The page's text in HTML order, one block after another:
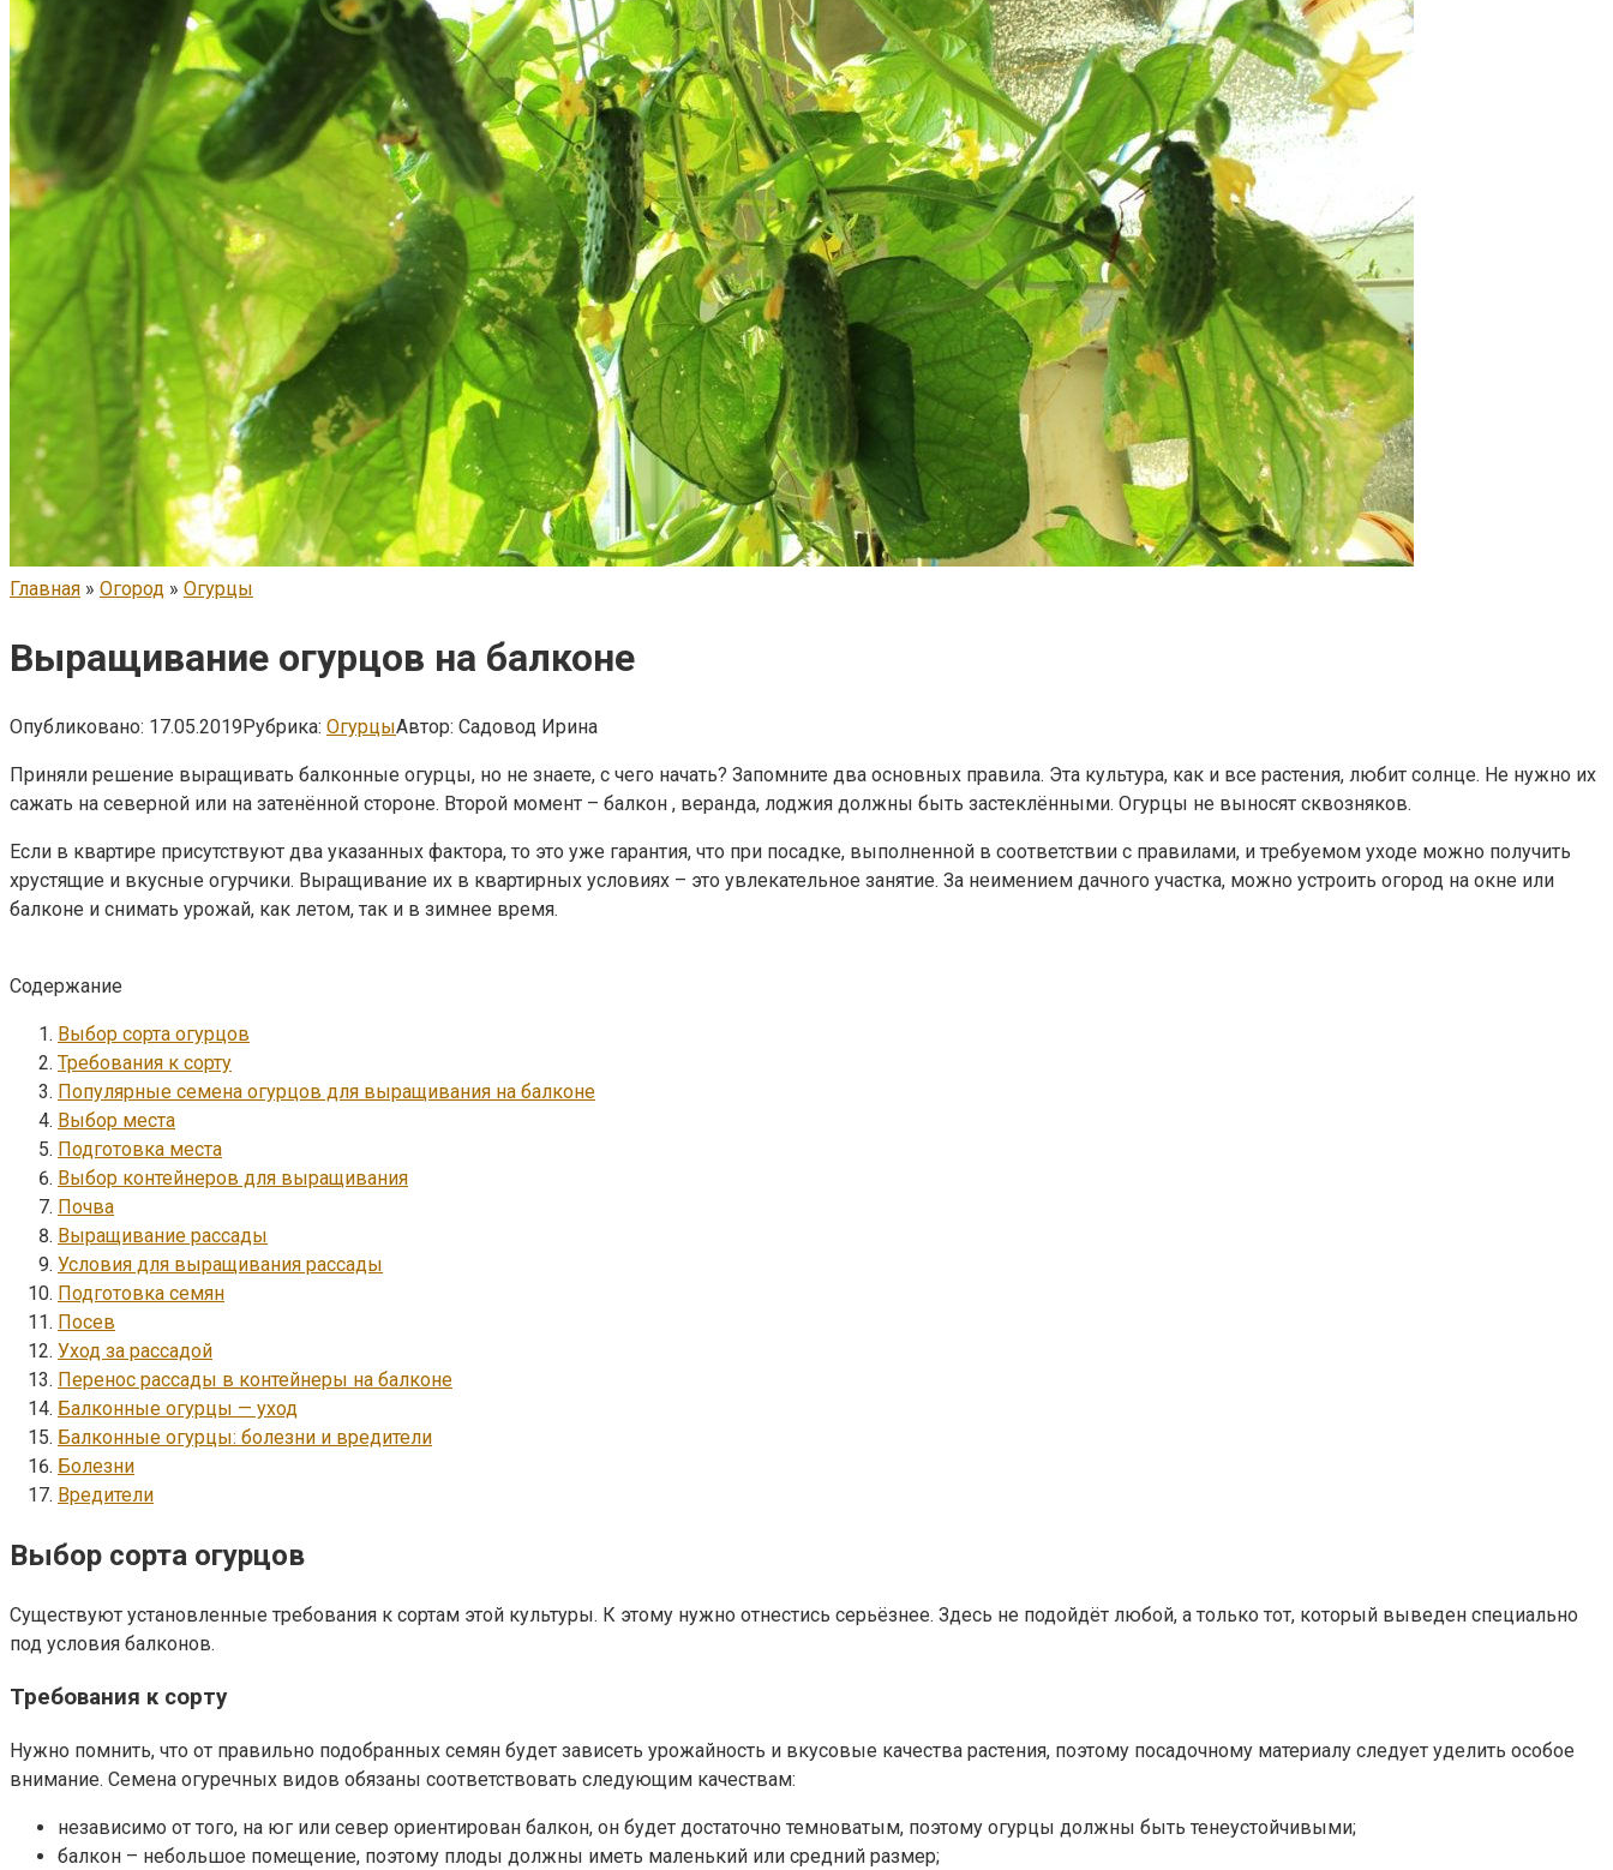
Главная » Огород » Огурцы
Выращивание огурцов на балконе
Опубликовано: 17.05.2019Рубрика: ОгурцыАвтор: Садовод Ирина
Приняли решение выращивать балконные огурцы, но не знаете, с чего начать? Запомните два основных правила. Эта культура, как и все растения, любит солнце. Не нужно их
сажать на северной или на затенённой стороне. Второй момент – балкон , веранда, лоджия должны быть застеклёнными. Огурцы не выносят сквозняков.
Если в квартире присутствуют два указанных фактора, то это уже гарантия, что при посадке, выполненной в соответствии с правилами, и требуемом уходе можно получить
хрустящие и вкусные огурчики. Выращивание их в квартирных условиях – это увлекательное занятие. За неимением дачного участка, можно устроить огород на окне или
балконе и снимать урожай, как летом, так и в зимнее время.
Содержание
Выбор сорта огурцов
Требования к сорту
Популярные семена огурцов для выращивания на балконе
Выбор места
Подготовка места
Выбор контейнеров для выращивания
Почва
Выращивание рассады
Условия для выращивания рассады
Подготовка семян
Посев
Уход за рассадой
Перенос рассады в контейнеры на балконе
Балконные огурцы — уход
Балконные огурцы: болезни и вредители
Болезни
Вредители
Выбор сорта огурцов
Существуют установленные требования к сортам этой культуры. К этому нужно отнестись серьёзнее. Здесь не подойдёт любой, а только тот, который выведен специально
под условия балконов.
Требования к сорту
Нужно помнить, что от правильно подобранных семян будет зависеть урожайность и вкусовые качества растения, поэтому посадочному материалу следует уделить особое
внимание. Семена огуречных видов обязаны соответствовать следующим качествам:
независимо от того, на юг или север ориентирован балкон, он будет достаточно темноватым, поэтому огурцы должны быть тенеустойчивыми;
балкон – небольшое помещение, поэтому плоды должны иметь маленький или средний размер;